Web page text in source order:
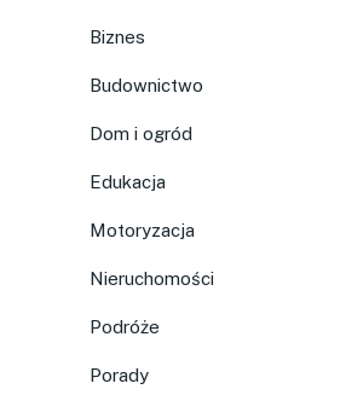
Biznes
Budownictwo
Dom i ogród
Edukacja
Motoryzacja
Nieruchomości
Podróże
Porady